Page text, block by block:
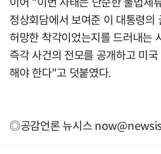
정상회담에서 보여준 이 대통령의
허망한 착각이었는지를 드러내는
즉각 사건의 전모를 공개하고 미
해야 한다"고 덧붙였다.
◎공감언론 뉴시스